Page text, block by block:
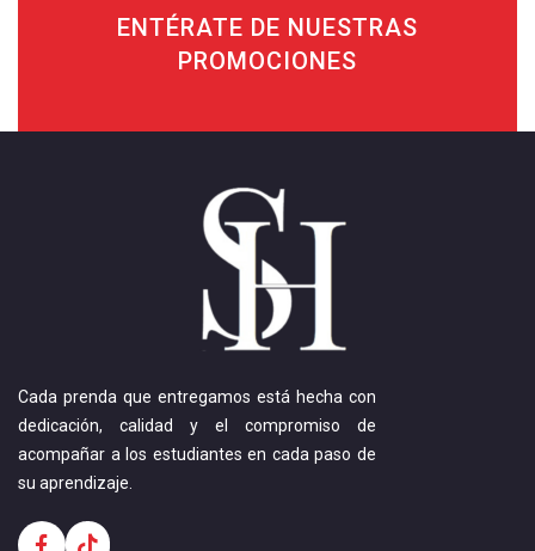
ENTÉRATE DE NUESTRAS
PROMOCIONES
Cada prenda que entregamos está hecha con
dedicación, calidad y el compromiso de
acompañar a los estudiantes en cada paso de
su aprendizaje.